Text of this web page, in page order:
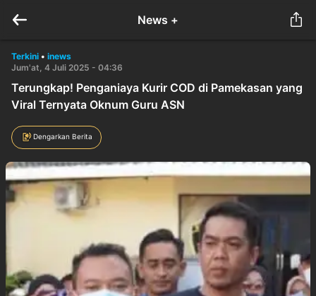
News +
Terkini • inews
Jum'at, 4 Juli 2025 - 04:36
Terungkap! Penganiaya Kurir COD di Pamekasan yang
Viral Ternyata Oknum Guru ASN
Dengarkan Berita